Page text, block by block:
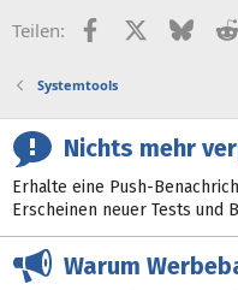
Teilen: FacebookX (Twitter)
Systemtools
Nichts mehr
Erhalte eine Push-
Erscheinen neuer Tests und
Warum